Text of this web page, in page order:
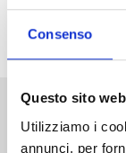
Consenso
Questo sito
Utilizziamo i
annunci, per
tratterà di
capitolo,Red
Altri